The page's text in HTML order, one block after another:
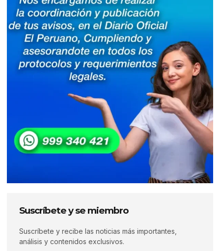
Suscríbete y se miembro
Suscríbete y recibe las noticias más importantes,
análisis y contenidos exclusivos.